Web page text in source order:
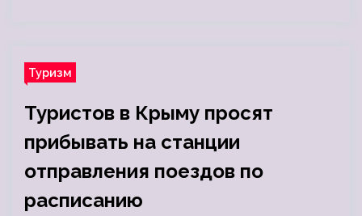
Туризм
Туристов в Крыму просят
прибывать на станции
отправления поездов по
расписанию